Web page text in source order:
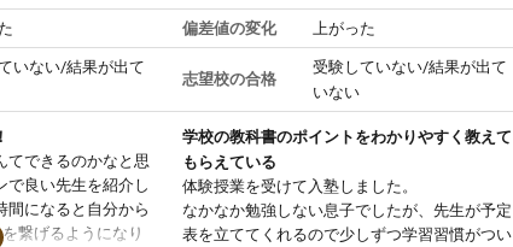
いない/結果が出て
てできるのかなと思
で良い先生を紹介し
間になると自分から
繋げるようになり
偏差値の変化 上がった
志望校の合格
受験していない/結果が出て
いない
学校の教科書のポイントをわかりやすく教えて
もらえている
体験授業を受けて入塾しました。
なかなか勉強しない息子でしたが、先生が予定
表を立ててくれるので少しずつ学習習慣がつい